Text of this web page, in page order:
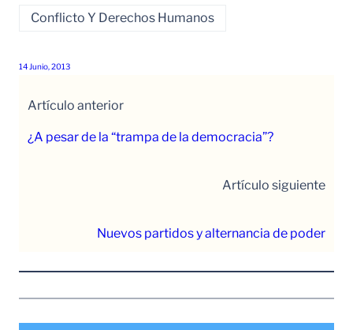
Conflicto Y Derechos Humanos
14 Junio, 2013
Artículo anterior
¿A pesar de la “trampa de la democracia”?
Artículo siguiente
Nuevos partidos y alternancia de poder